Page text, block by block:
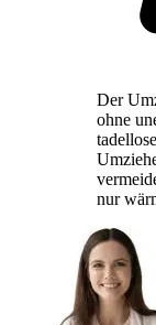
Der
ohne
nur